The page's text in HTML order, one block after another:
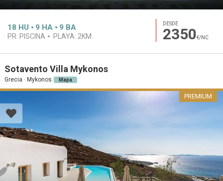
18 HU 9 HA 9 BA
PR. PISCINA PLAYA: 2KM
DESDE
2350€/NC
Sotavento Villa Mykonos
Grecia · Mykonos Mapa
PREMIUM